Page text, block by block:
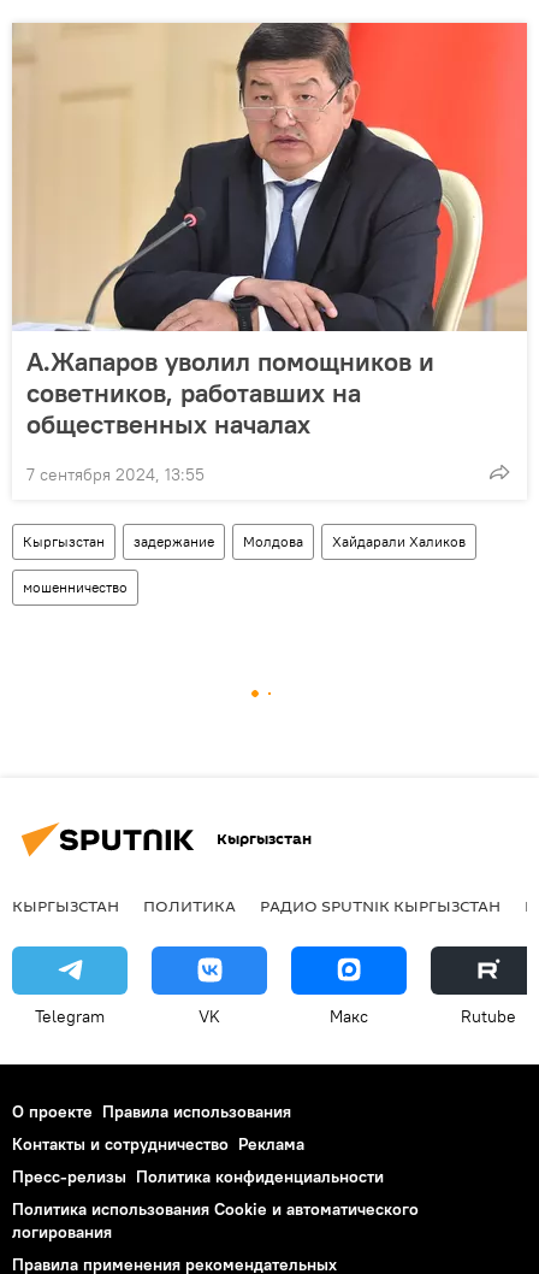
А.Жапаров уволил помощников и
советников, работавших на
общественных началах
7 сентября 2024, 13:55
Кыргызстан задержание Молдова Хайдарали Халиков
мошенничество
Кыргызстан
КЫРГЫЗСТАН ПОЛИТИКА РАДИО SPUTNIK КЫРГЫЗСТАН
Telegram VK Макс Rutube
О проекте Правила использования
Контакты и сотрудничество Реклама
Пресс-релизы Политика конфиденциальности
Политика использования Cookie и автоматического
логирования
Правила применения рекомендательных